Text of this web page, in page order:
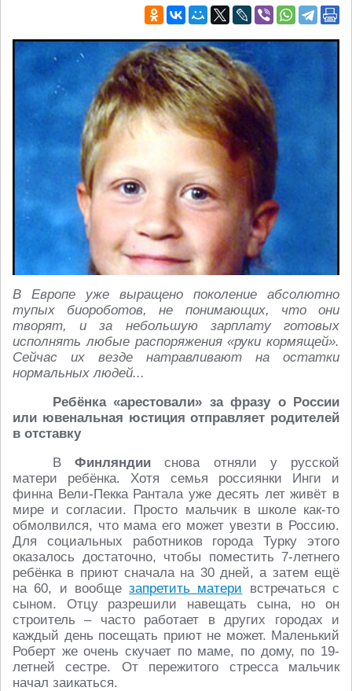
В Европе уже выращено поколение абсолютно
тупых биороботов, не понимающих, что они
творят, и за небольшую зарплату готовых
исполнять любые распоряжения «руки кормящей».
Сейчас их везде натравливают на остатки
нормальных людей...
Ребёнка «арестовали» за фразу о России
или ювенальная юстиция отправляет родителей
в отставку
ВФинляндии снова отняли у русской
матери ребёнка. Хотя семья россиянки Инги и
финна Вели-Пекка Рантала уже десять лет живёт в
мире и согласии. Просто мальчик в школе как-то
обмолвился, что мама его может увезти в Россию.
Для социальных работников города Турку этого
оказалось достаточно, чтобы поместить 7-летнего
ребёнка в приют сначала на 30 дней, а затем ещё
на 60, и вообщезапретить матери встречаться с
сыном. Отцу разрешили навещать сына, но он
строитель – часто работает в других городах и
каждый день посещать приют не может. Маленький
Роберт же очень скучает по маме, по дому, по 19-
летней сестре. От пережитого стресса мальчик
начал заикаться.